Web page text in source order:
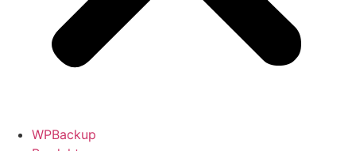
WPBackup